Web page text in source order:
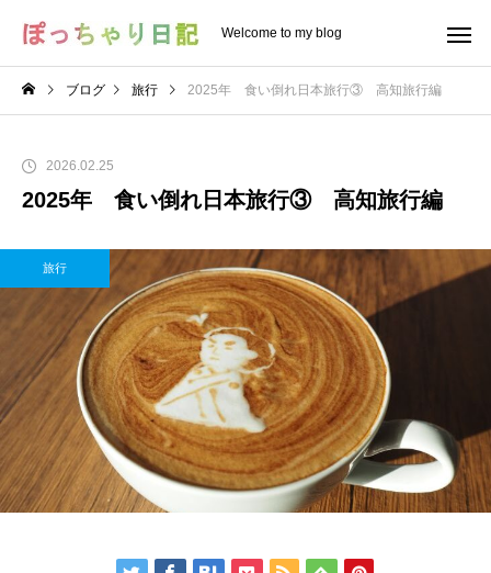
Welcome to my blog
ブログ 旅行 2025年 食い倒れ日本旅行③ 高知旅行編
2026.02.25
2025年 食い倒れ日本旅行③ 高知旅行編
旅行